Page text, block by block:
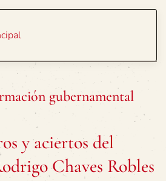
gubernamental
y aciertos del
Chaves Robles